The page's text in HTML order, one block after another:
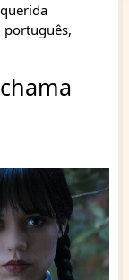
português,